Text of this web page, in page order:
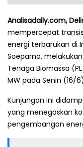
Analisadaily.com,
mempercepat
energi terbarukan di
Soeparno,
Tenaga Biomassa
MW pada Senin (16/
Kunjungan ini
yang menegaskan
pengembangan